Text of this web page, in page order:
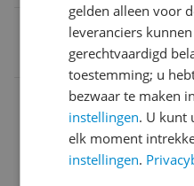
0197029365996
Introductie
Mogelijke
Overige
gelden alleen voor
leveranciers
gerechtvaardigd
toestemming; u
bezwaar te maken
instellingen. U kunt
elk moment
instellingen.